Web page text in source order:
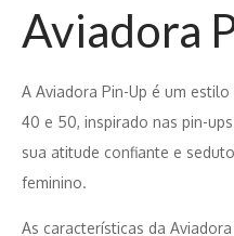
Aviadora
A Aviadora Pin-Up é um
40 e 50, inspirado nas pin-
sua atitude confiante e
feminino.
As características da